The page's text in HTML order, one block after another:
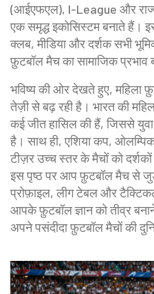
(आईएफएल), I-League और
एक समृद्ध इकोसिस्टम बनाते हैं।
क्लब, मीडिया और दर्शक सभी
फ़ुटबॉल मैच का सामाजिक प्रभाव
भविष्य की ओर देखते हुए, महिला
तेज़ी से बढ़ रही है। भारत की
कई जीत हासिल की हैं, जिससे युवा
है। साथ ही, एशिया कप,
टीज़र उच्च स्तर के मैचों को दर्शकों
इस पृष्ठ पर आप फ़ुटबॉल मैच से जुड़े
प्रोफ़ाइल, लीग टेबल और
आपके फ़ुटबॉल ज्ञान को तीव्र
अपने पसंदीदा फ़ुटबॉल मैचों की